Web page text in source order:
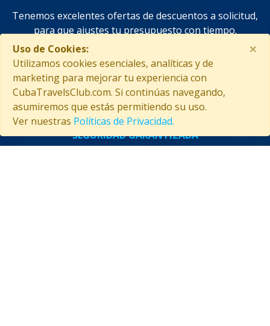
Uso de Cookies:
Utilizamos cookies esenciales, analíticas y de
marketing para mejorar tu experiencia con
CubaTravelsClub.com. Si continúas navegando,
asumiremos que estás permitiendo su uso.
Ver nuestras Políticas de Privacidad.
×
Tenemos excelentes ofertas de descuentos a solicitud,
para que ajustes tu presupuesto con tiempo.
¡Utilizamos tecnologías de vanguardia en función de
ahorrarte tiempo y mejorar tus decisiones!
SEGURIDAD GARANTIZADA